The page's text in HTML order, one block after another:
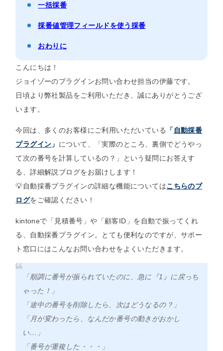
一括採番
採番値管理フィールドを使う採番
おわりに
こんにちは！
ジョイゾーのプラグインお問い合わせ担当の伊藤です。
日頃より弊社製品をご利用いただき、誠にありがとうござ
います。
今回は、多くのお客様にご利用いただいている 「 自動採番
プラグイン 」 について、「実際のところ、裏側でどうやっ
て次の番号を計算しているの？」という疑問にお答えす
る、詳細解説ブログをお届けします！
💡自動採番プラグインの詳細な機能についてはこちらのブ
ログをご確認ください！
kintoneで「見積番号」や「顧客ID」を自動で振ってくれ
る、自動採番プラグイン。とても便利なのですが、サポー
ト窓口にはこんなお問い合わせをよくいただきます。
「順調に番号が振られていたのに、急に『1』に戻っち
ゃった！」
「途中の番号を削除したら、次はどうなるの？」
「月が変わったら、なんだか番号の動きがおかし
い…」
「番号が重複した・・・」